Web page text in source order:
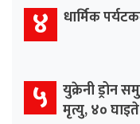
४ धार्मिक
५
युक्रेनी ड्रोन
मृत्यु, ४० घाइते